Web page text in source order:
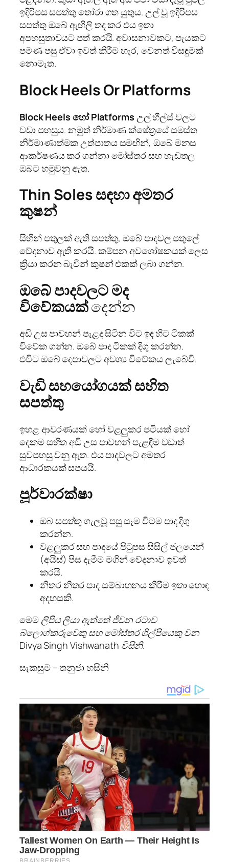
ඉදිරිපස සපත්තු තෝරා ගත යුතුය. උල් වූ ඉදිරිපස
සපත්තු ඔබේ ඇඟිලි තද කර එය ඉතා
අපහසුතාවයට පත් කරයි. අවාසනාවකට, පැයකට
පමණ පසු ඒවා ඉවත් කිරීම හැර, වෙනත් විසඳුමක්
නොමැත.
Block Heels Or Platforms
Block Heels හෝ Platforms උල් හීල්ස් වලට
වඩා පහසුය. නමුත් නිර්මාණ ක්ෂේත්‍රයේ සමස්ත
නිර්මාණාත්මක උත්පාතය සමඟින්, ඔබේ මනස
ආකර්ෂණය කර ගන්නා මෝස්තර සහ හැඩතල
ඔබට හමුවනු ඇත.
Thin Soles සඳහා අමතර
කුෂන්
සිහින් පතුලක් ඇති සපත්තු, ඔබේ පාදවල පතුලේ
වේදනාව ඇති කරයි. කම්පන අවශෝෂකයක් ලෙස
ක්‍රියා කරන බැවින් කුෂන් එකක් ලබා ගන්න.
ඔබේ පාදවලට මද
විවේකයක්දෙන්න
අඩි උස පාවහන් පැළද සිටින විට ඉඳ හිට ටිකක්
විවේක ගන්න. ඔබේ පාද ටිකක් දිගු කරන්න.
එවිට ඔබේ දෙපාවලට අවශ්‍ය විවේකය ලැබේවි.
වැඩි සහයෝගයක් සහිත
සපත්තු
ඉහළ ආවරණයක් හෝ වළලුකර පටියක් හෝ
දෙකම සහිත අඩි උස පාවහන් පැළඳීම වඩාත්
සුවපහසු වනු ඇත. එය පාදවලට අමතර
ආධාරකයක් සපයයි.
පූර්වාරක්ෂා
ඔබ සපත්තු ගැලවූ පසු සෑම විටම පාද දිගු
කරන්න.
වළලුකර සහ පාදයේ පිටුපස සිසිල් ජලයෙන්
(අයිස්) පිස දැමීම මගින් වේදනාව ඉවත්
කරයි.
නිතර නිතර පාද සම්බාහනය කිරීම ඉතා හොඳ
අදහසකි.
මෙම ලිපිය ලියා ඇත්තේ ජීවන රටාව
බ්ලොග්කරුවෙකු සහ මෝස්තර ශිල්පියෙකු වන
Divya Singh Vishwanath විසිනි.
සැකසුම – තනුජා හසිනි